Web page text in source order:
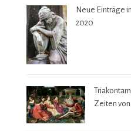
Neue Einträge
2020
Zeiten